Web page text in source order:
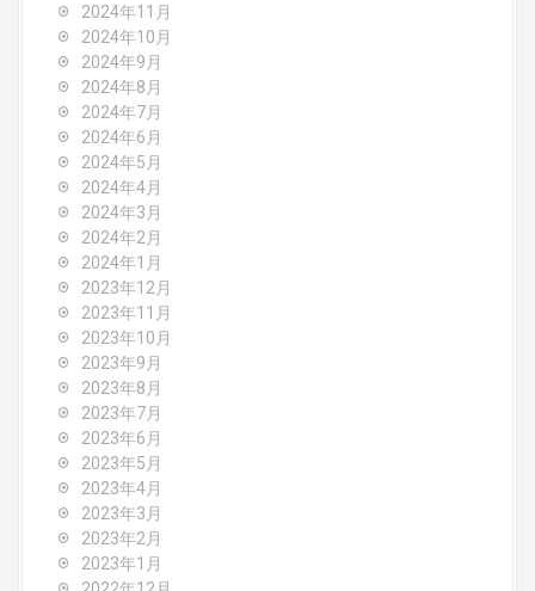
2024年11月
2024年10月
2024年9月
2024年8月
2024年7月
2024年6月
2024年5月
2024年4月
2024年3月
2024年2月
2024年1月
2023年12月
2023年11月
2023年10月
2023年9月
2023年8月
2023年7月
2023年6月
2023年5月
2023年4月
2023年3月
2023年2月
2023年1月